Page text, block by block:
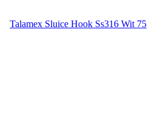
Talamex Sluice Hook Ss316 Wit 75